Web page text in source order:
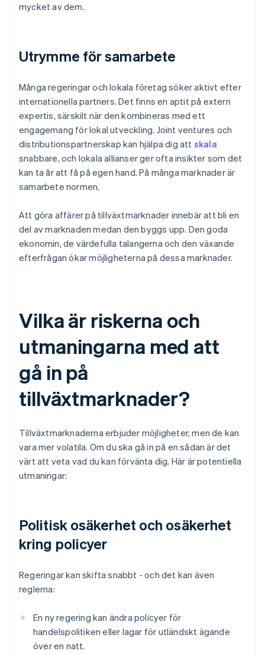
mycket av dem.
Utrymme för samarbete
Många regeringar och lokala företag söker aktivt efter
internationella partners. Det finns en aptit på extern
expertis, särskilt när den kombineras med ett
engagemang för lokal utveckling. Joint ventures och
distributionspartnerskap kan hjälpa dig att skala
snabbare, och lokala allianser ger ofta insikter som det
kan ta år att få på egen hand. På många marknader är
samarbete normen.
Att göra affärer på tillväxtmarknader innebär att bli en
del av marknaden medan den byggs upp. Den goda
ekonomin, de värdefulla talangerna och den växande
efterfrågan ökar möjligheterna på dessa marknader.
Vilka är riskerna och
utmaningarna med att
gå in på
tillväxtmarknader?
Tillväxtmarknaderna erbjuder möjligheter, men de kan
vara mer volatila. Om du ska gå in på en sådan är det
värt att veta vad du kan förvänta dig. Här är potentiella
utmaningar:
Politisk osäkerhet och osäkerhet
kring policyer
Regeringar kan skifta snabbt - och det kan även
reglerna:
En ny regering kan ändra policyer för
handelspolitiken eller lagar för utländskt ägande
över en natt.